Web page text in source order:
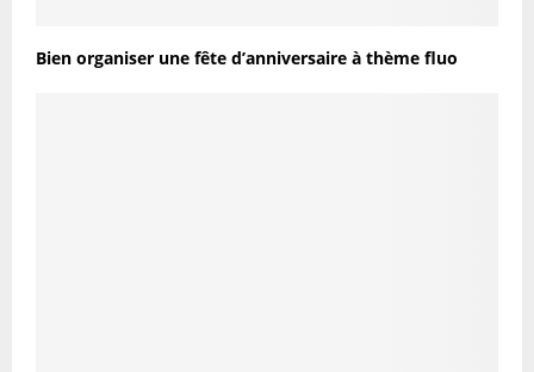
Bien organiser une fête d’anniversaire à thème fluo